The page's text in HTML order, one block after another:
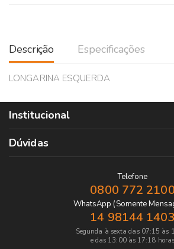
Descrição Especificações
LONGARINA ESQUERDA
Institucional
Dúvidas
Telefone
0800 772 2100
WhatsApp (Somente
14 98144 1403
Segunda à sexta das 07:15 às
e das 13:00 às 17:18 horas